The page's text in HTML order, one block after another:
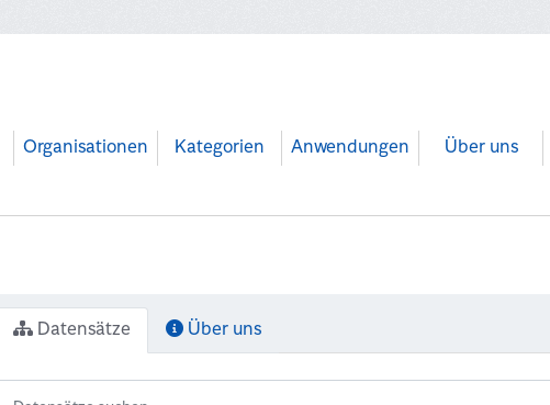
Organisationen Kategorien Anwendungen Über uns
Datensätze Über uns